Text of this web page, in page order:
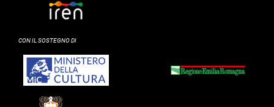
CON IL SOSTEGNO DI